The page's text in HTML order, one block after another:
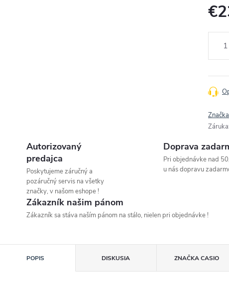
Záruka:
Autorizovaný
predajca
Poskytujeme záručný a
pozáručný servis na všetky
značky, v našom eshope !
Doprava
Pri objednávke nad
u nás dopravu
Zákazník našim pánom
Zákazník sa stáva naším pánom na stálo, nielen pri objednávke !
POPIS DISKUSIA ZNAČKACASIO